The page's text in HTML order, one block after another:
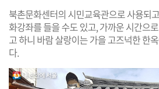
북촌문화센터의 시민교육관으로 사용되
화강좌를 들을 수도 있고, 가까운 시간으
고 하니 바람 살랑이는 가을 고즈넉한 한
다.